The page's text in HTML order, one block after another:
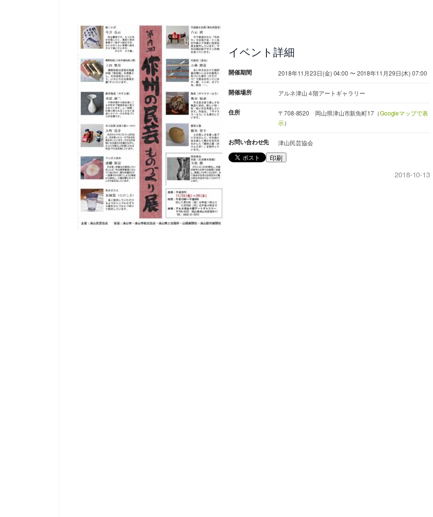
イベント詳細
開催期間 2018年11月23日(金) 04:00 〜 2018年11月29日(木) 07:00
開催場所 アルネ津山４階アートギャラリー
住所 〒708-8520 岡山県津山市新魚町17（Googleマップで表
示）
お問い合わせ先 津山民芸協会
印刷
2018-10-13